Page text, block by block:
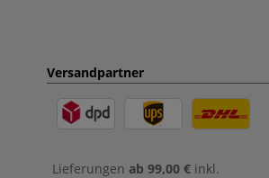
Versandpartner
Lieferungen ab 99,00 € inkl.